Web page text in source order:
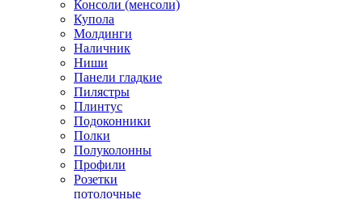
Консоли (менсоли)
Купола
Молдинги
Наличник
Ниши
Панели гладкие
Пилястры
Плинтус
Подоконники
Полки
Полуколонны
Профили
Розетки
потолочные